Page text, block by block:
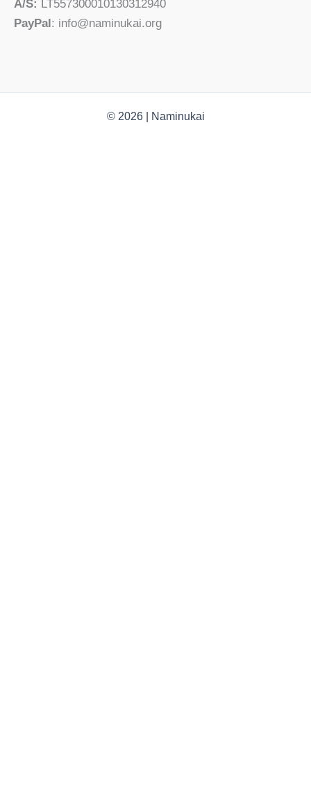
A/S: LT557300010130312940
PayPal : info@naminukai.org
© 2026 | Naminukai